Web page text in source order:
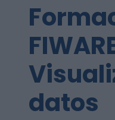
datos